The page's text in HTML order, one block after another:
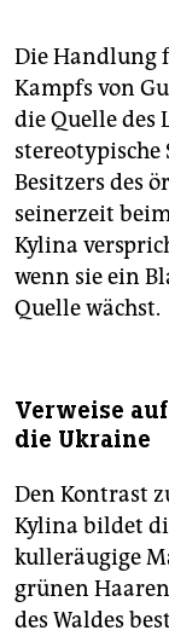
Die Handlung
Kampfs von
die Quelle des
stereotypische
Besitzers des
seiner­zeit
Kylina
wenn sie ein
Quelle wächst.
Verweise
die Ukraine
Den Kontrast
Kylina bildet
kulleräugige
grünen
des Waldes